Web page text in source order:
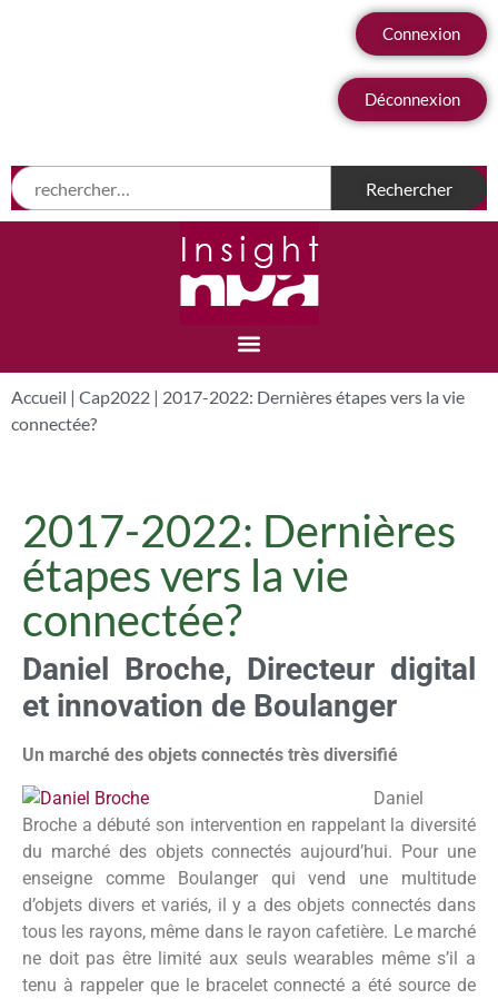
Connexion
Déconnexion
Accueil | Cap2022 | 2017-2022: Dernières étapes vers la vie
connectée?
2017-2022: Dernières
étapes vers la vie
connectée?
Daniel Broche, Directeur digital
et innovation de Boulanger
Un marché des objets connectés très diversifié
Daniel
Broche a débuté son intervention en rappelant la diversité
du marché des objets connectés aujourd’hui. Pour une
enseigne comme Boulanger qui vend une multitude
d’objets divers et variés, il y a des objets connectés dans
tous les rayons, même dans le rayon cafetière. Le marché
ne doit pas être limité aux seuls wearables même s’il a
tenu à rappeler que le bracelet connecté a été source de